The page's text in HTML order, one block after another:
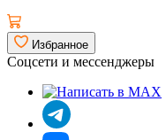
Избранное
Соцсети и мессенджеры